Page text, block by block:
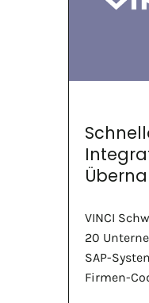
VINCI
20
SAP-
Firmen-